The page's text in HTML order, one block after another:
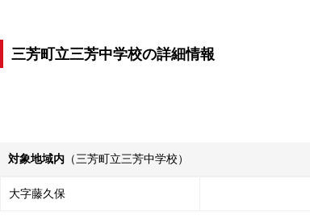
三芳町立三芳中学校の詳細情報
対象地域内 （三芳町立三芳中学校）
大字藤久保